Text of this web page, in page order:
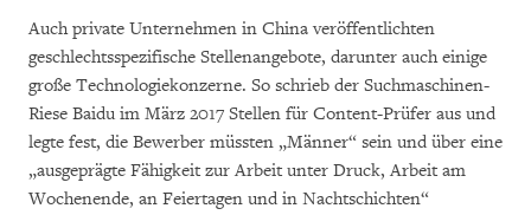
Auch private Unternehmen in China veröffentlichten
geschlechtsspezifische Stellenangebote, darunter auch einige
große Technologiekonzerne. So schrieb der Suchmaschinen-
Riese Baidu im März 2017 Stellen für Content-Prüfer aus und
legte fest, die Bewerber müssten „Männer“ sein und über eine
„ausgeprägte Fähigkeit zur Arbeit unter Druck, Arbeit am
Wochenende, an Feiertagen und in Nachtschichten“